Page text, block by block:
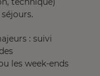
: suivi
les week-ends